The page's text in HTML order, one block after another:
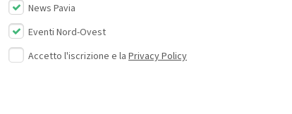
News Pavia
Eventi Nord-Ovest
Accetto l'iscrizione e la Privacy Policy